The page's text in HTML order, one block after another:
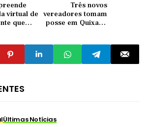
virtual de
que
Três novos
vereadores tomam
posse em Quixadá
Últimas Notícias